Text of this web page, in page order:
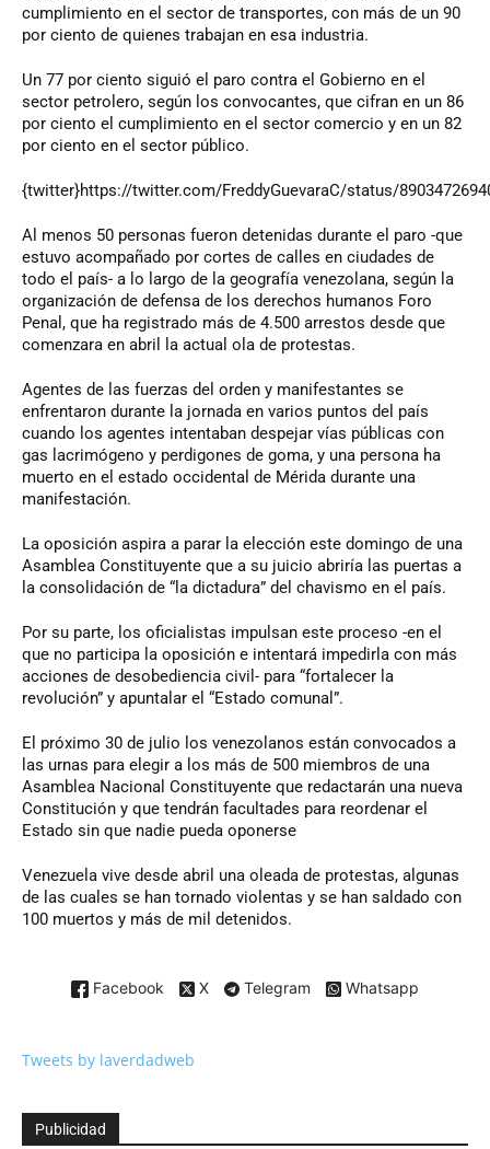
cumplimiento en el sector de transportes, con más de un 90
por ciento de quienes trabajan en esa industria.
Un 77 por ciento siguió el paro contra el Gobierno en el
sector petrolero, según los convocantes, que cifran en un 86
por ciento el cumplimiento en el sector comercio y en un 82
por ciento en el sector público.
{twitter}https://twitter.com/FreddyGuevaraC/status/
Al menos 50 personas fueron detenidas durante el paro -que
estuvo acompañado por cortes de calles en ciudades de
todo el país- a lo largo de la geografía venezolana, según la
organización de defensa de los derechos humanos Foro
Penal, que ha registrado más de 4.500 arrestos desde que
comenzara en abril la actual ola de protestas.
Agentes de las fuerzas del orden y manifestantes se
enfrentaron durante la jornada en varios puntos del país
cuando los agentes intentaban despejar vías públicas con
gas lacrimógeno y perdigones de goma, y una persona ha
muerto en el estado occidental de Mérida durante una
manifestación.
La oposición aspira a parar la elección este domingo de una
Asamblea Constituyente que a su juicio abriría las puertas a
la consolidación de “la dictadura” del chavismo en el país.
Por su parte, los oficialistas impulsan este proceso -en el
que no participa la oposición e intentará impedirla con más
acciones de desobediencia civil- para “fortalecer la
revolución” y apuntalar el “Estado comunal”.
El próximo 30 de julio los venezolanos están convocados a
las urnas para elegir a los más de 500 miembros de una
Asamblea Nacional Constituyente que redactarán una nueva
Constitución y que tendrán facultades para reordenar el
Estado sin que nadie pueda oponerse
Venezuela vive desde abril una oleada de protestas, algunas
de las cuales se han tornado violentas y se han saldado con
100 muertos y más de mil detenidos.
Facebook X Telegram Whatsapp
Tweets by laverdadweb
Publicidad